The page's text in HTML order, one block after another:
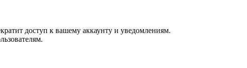
доступ к вашему аккаунту и уведомлениям.